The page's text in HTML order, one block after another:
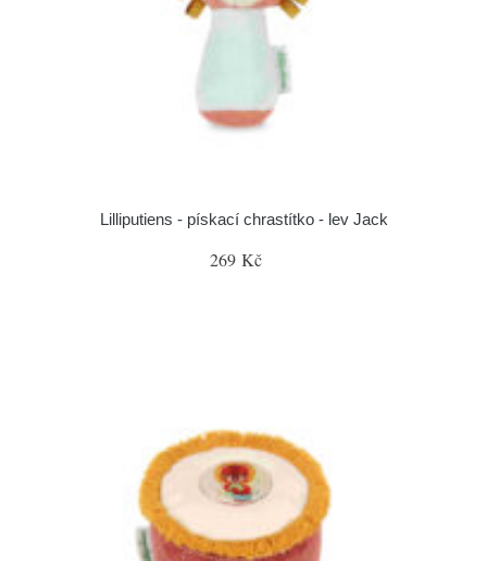
Lilliputiens - pískací chrastítko - lev Jack
269 Kč